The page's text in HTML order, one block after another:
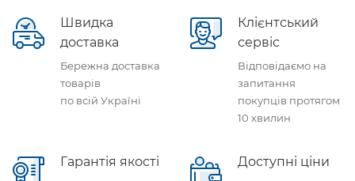
Швидка
доставка
Бережна доставка
товарів
по всій Україні
Клієнтський
сервіс
Відповідаємо на
запитання
покупців протягом
10 хвилин
Гарантія якості Доступні ціни